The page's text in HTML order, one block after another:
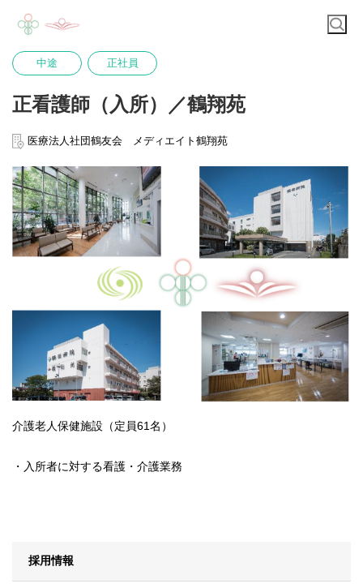
中途 正社員
正看護師（入所）／鶴翔苑
医療法人社団鶴友会 メディエイト鶴翔苑
介護老人保健施設（定員61名）
・入所者に対する看護・介護業務
採用情報